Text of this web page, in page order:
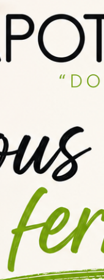
Maison Fuel, est une
en associant la
avec
au cœur de la
de
Fuel est un
mariage surprenant
la fraîcheur et la
véritable all-day qui
pour
d'une base équilibrée
un goût vif en
en valeur les arômes
aux cigarettes